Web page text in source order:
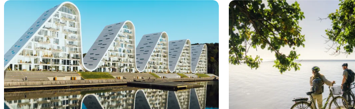
Must-sees Natur ganz nah erleben